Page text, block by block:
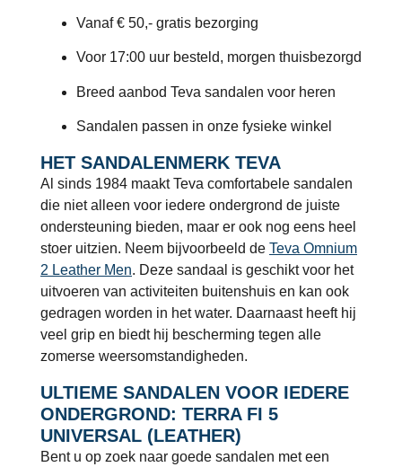
Vanaf € 50,- gratis bezorging
Voor 17:00 uur besteld, morgen thuisbezorgd
Breed aanbod Teva sandalen voor heren
Sandalen passen in onze fysieke winkel
HET SANDALENMERK TEVA
Al sinds 1984 maakt Teva comfortabele sandalen
die niet alleen voor iedere ondergrond de juiste
ondersteuning bieden, maar er ook nog eens heel
stoer uitzien. Neem bijvoorbeeld de Teva Omnium
2 Leather Men. Deze sandaal is geschikt voor het
uitvoeren van activiteiten buitenshuis en kan ook
gedragen worden in het water. Daarnaast heeft hij
veel grip en biedt hij bescherming tegen alle
zomerse weersomstandigheden.
ULTIEME SANDALEN VOOR IEDERE
ONDERGROND: TERRA FI 5
UNIVERSAL (LEATHER)
Bent u op zoek naar goede sandalen met een